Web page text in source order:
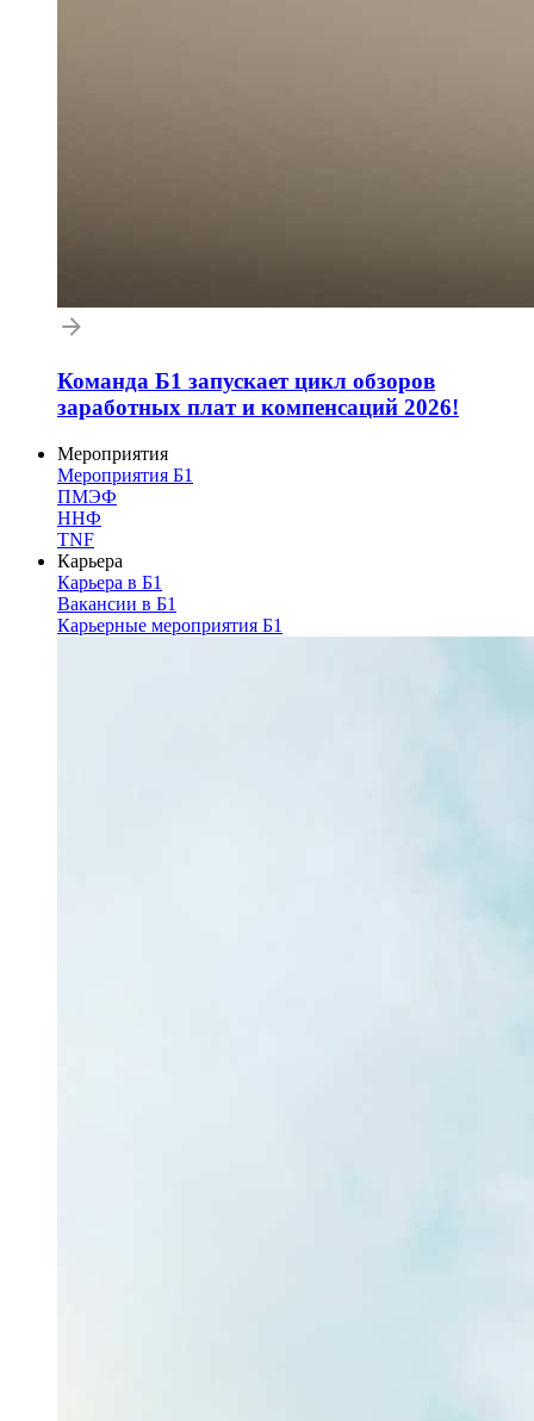
Команда Б1 запускает цикл обзоров
заработных плат и компенсаций 2026!
Мероприятия
Мероприятия Б1
ПМЭФ
ННФ
TNF
Карьера
Карьера в Б1
Вакансии в Б1
Карьерные мероприятия Б1